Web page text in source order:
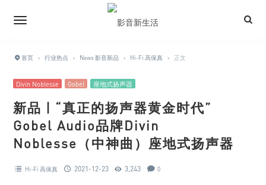
首页 › 行业热点 › News 影音新品 › Hi-Fi 高保真 › 正文
Divin Noblesse Gobel 座地式扬声器
新品 | “真正的扬声器黄金时代”
Gobel Audio品牌Divin
Noblesse（中神曲）座地式扬声器
Hi-Fi 高保真 2021-12-23 3,243 0